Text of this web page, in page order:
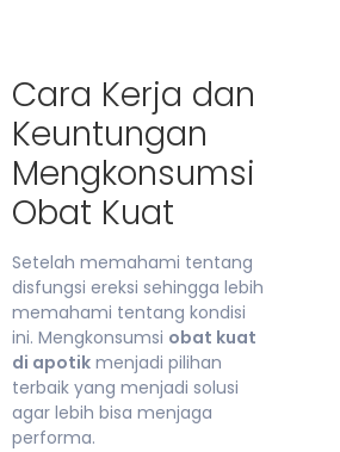
Cara Kerja dan
Keuntungan
Mengkonsumsi
Obat Kuat
Setelah memahami tentang
disfungsi ereksi sehingga lebih
memahami tentang kondisi
ini. Mengkonsumsi obat kuat
di apotik menjadi pilihan
terbaik yang menjadi solusi
agar lebih bisa menjaga
performa.